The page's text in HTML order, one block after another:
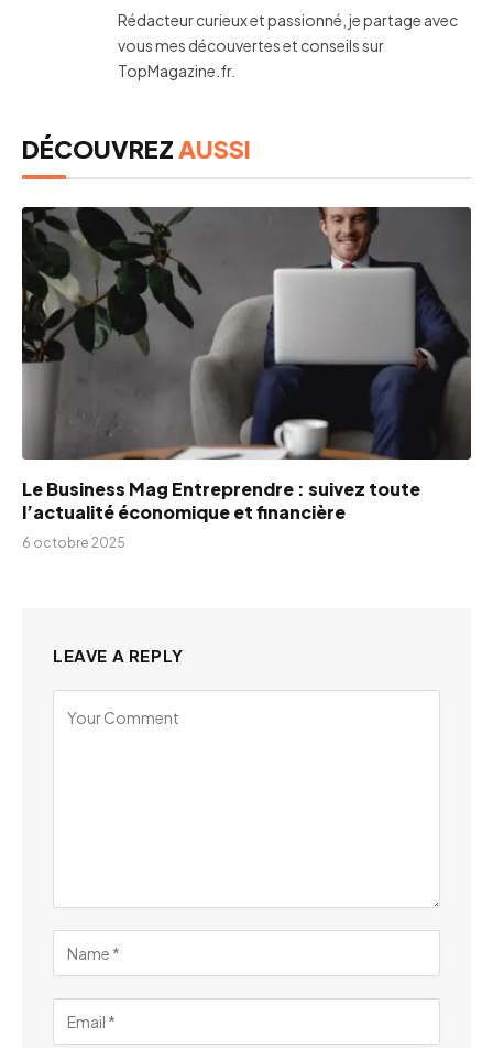
Rédacteur curieux et passionné, je partage avec
vous mes découvertes et conseils sur
TopMagazine.fr.
DÉCOUVREZ AUSSI
Le Business Mag Entreprendre : suivez toute
l’actualité économique et financière
6 octobre 2025
LEAVE A REPLY